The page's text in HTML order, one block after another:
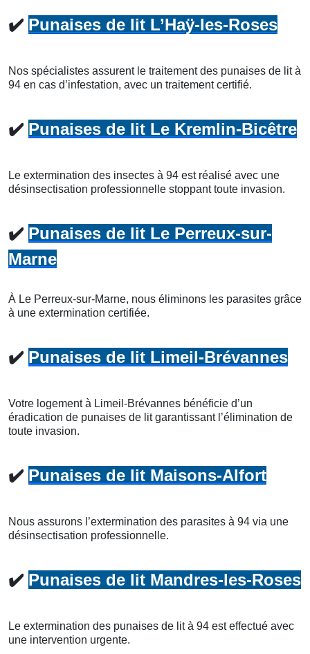
✔️ Punaises de lit L’Haÿ-les-Roses
Nos spécialistes assurent le traitement des punaises de lit à
94 en cas d’infestation, avec un traitement certifié.
✔️ Punaises de lit Le Kremlin-Bicêtre
Le extermination des insectes à 94 est réalisé avec une
désinsectisation professionnelle stoppant toute invasion.
✔️ Punaises de lit Le Perreux-sur-
Marne
À Le Perreux-sur-Marne, nous éliminons les parasites grâce
à une extermination certifiée.
✔️ Punaises de lit Limeil-Brévannes
Votre logement à Limeil-Brévannes bénéficie d’un
éradication de punaises de lit garantissant l’élimination de
toute invasion.
✔️ Punaises de lit Maisons-Alfort
Nous assurons l’extermination des parasites à 94 via une
désinsectisation professionnelle.
✔️ Punaises de lit Mandres-les-Roses
Le extermination des punaises de lit à 94 est effectué avec
une intervention urgente.